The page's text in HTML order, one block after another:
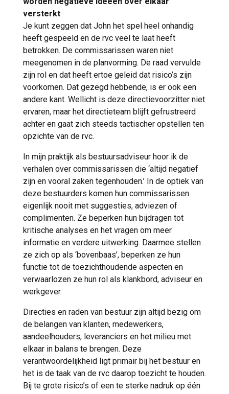
versterkt
Je kunt zeggen dat John het spel heel onhandig
heeft gespeeld en de rvc veel te laat heeft
betrokken. De commissarissen waren niet
meegenomen in de planvorming. De raad vervulde
zijn rol en dat heeft ertoe geleid dat risico’s zijn
voorkomen. Dat gezegd hebbende, is er ook een
andere kant. Wellicht is deze directievoorzitter niet
ervaren, maar het directieteam blijft gefrustreerd
achter en gaat zich steeds tactischer opstellen ten
opzichte van de rvc.
In mijn praktijk als bestuursadviseur hoor ik de
verhalen over commissarissen die ‘altijd negatief
zijn en vooral zaken tegenhouden.’ In de optiek van
deze bestuurders komen hun commissarissen
eigenlijk nooit met suggesties, adviezen of
complimenten. Ze beperken hun bijdragen tot
kritische analyses en het vragen om meer
informatie en verdere uitwerking. Daarmee stellen
ze zich op als ‘bovenbaas’, beperken ze hun
functie tot de toezichthoudende aspecten en
verwaarlozen ze hun rol als klankbord, adviseur en
werkgever.
Directies en raden van bestuur zijn altijd bezig om
de belangen van klanten, medewerkers,
aandeelhouders, leveranciers en het milieu met
elkaar in balans te brengen. Deze
verantwoordelijkheid ligt primair bij het bestuur en
het is de taak van de rvc daarop toezicht te houden.
Bij te grote risico’s of een te sterke nadruk op één